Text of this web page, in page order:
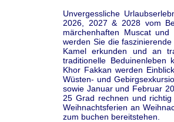
Unvergessliche
2026, 2027 & 2028 vom
märchenhaften Muscat
werden Sie die
Kamel erkunden und an
traditionelle Beduinenleben
Khor Fakkan werden
Wüsten- und
sowie Januar und Februar
25 Grad rechnen und
Weihnachtsferien an
zum buchen bereitstehen.